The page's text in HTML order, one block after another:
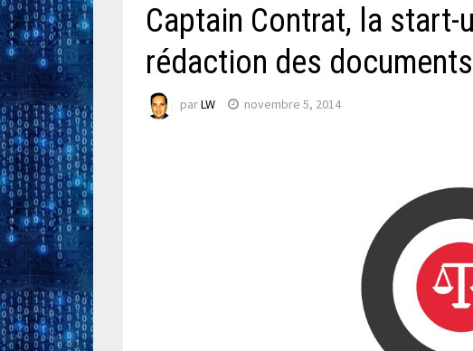
Captain Contrat, la
rédaction des
parLW novembre 5, 2014